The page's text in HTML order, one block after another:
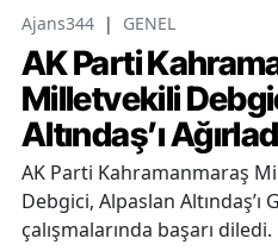
Ajans344 | GENEL
AK Parti
Milletvekili
Altındaş’ı
AK Parti Kahramanmaraş
Debgici, Alpaslan Altındaş’ı
çalışmalarında başarı diledi.